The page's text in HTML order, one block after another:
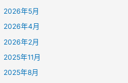
2026年5月
2026年4月
2026年2月
2025年11月
2025年8月